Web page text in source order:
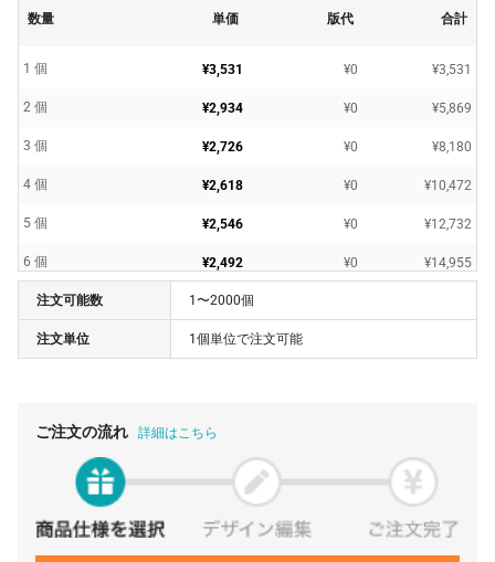
数量 単価 版代 合計
1 個 ¥3,531 ¥0 ¥3,531
2 個 ¥2,934 ¥0 ¥5,869
3 個 ¥2,726 ¥0 ¥8,180
4 個 ¥2,618 ¥0 ¥10,472
5 個 ¥2,546 ¥0 ¥12,732
6 個 ¥2,492 ¥0 ¥14,955
7 個 ¥2,451
8 個 ¥2,417
¥2,204 ¥66,132
40 個 ¥2,128 ¥85,140
注文可能数 1〜2000個
注文単位 1個単位で注文可能
ご注文の流れ 詳細はこちら